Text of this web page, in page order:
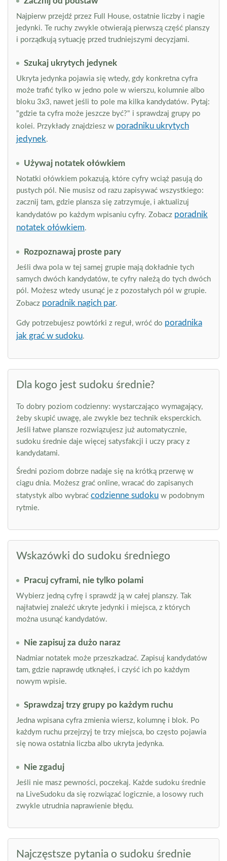
Najpierw przejdź przez Full House, ostatnie liczby i nagie
jedynki. Te ruchy zwykle otwierają pierwszą część planszy
i porządkują sytuację przed trudniejszymi decyzjami.
Szukaj ukrytych jedynek
Ukryta jedynka pojawia się wtedy, gdy konkretna cyfra
może trafić tylko w jedno pole w wierszu, kolumnie albo
bloku 3x3, nawet jeśli to pole ma kilka kandydatów. Pytaj:
"gdzie ta cyfra może jeszcze być?" i sprawdzaj grupy po
kolei. Przykłady znajdziesz w poradniku ukrytych
jedynek.
Używaj notatek ołówkiem
Notatki ołówkiem pokazują, które cyfry wciąż pasują do
pustych pól. Nie musisz od razu zapisywać wszystkiego:
zacznij tam, gdzie plansza się zatrzymuje, i aktualizuj
kandydatów po każdym wpisaniu cyfry. Zobacz poradnik
notatek ołówkiem.
Rozpoznawaj proste pary
Jeśli dwa pola w tej samej grupie mają dokładnie tych
samych dwóch kandydatów, te cyfry należą do tych dwóch
pól. Możesz wtedy usunąć je z pozostałych pól w grupie.
Zobacz poradnik nagich par.
Gdy potrzebujesz powtórki z reguł, wróć do poradnika
jak grać w sudoku.
Dla kogo jest sudoku średnie?
To dobry poziom codzienny: wystarczająco wymagający,
żeby skupić uwagę, ale zwykle bez technik eksperckich.
Jeśli łatwe plansze rozwiązujesz już automatycznie,
sudoku średnie daje więcej satysfakcji i uczy pracy z
kandydatami.
Średni poziom dobrze nadaje się na krótką przerwę w
ciągu dnia. Możesz grać online, wracać do zapisanych
statystyk albo wybrać codzienne sudoku w podobnym
rytmie.
Wskazówki do sudoku średniego
Pracuj cyframi, nie tylko polami
Wybierz jedną cyfrę i sprawdź ją w całej planszy. Tak
najłatwiej znaleźć ukryte jedynki i miejsca, z których
można usunąć kandydatów.
Nie zapisuj za dużo naraz
Nadmiar notatek może przeszkadzać. Zapisuj kandydatów
tam, gdzie naprawdę utknąłeś, i czyść ich po każdym
nowym wpisie.
Sprawdzaj trzy grupy po każdym ruchu
Jedna wpisana cyfra zmienia wiersz, kolumnę i blok. Po
każdym ruchu przejrzyj te trzy miejsca, bo często pojawia
się nowa ostatnia liczba albo ukryta jedynka.
Nie zgaduj
Jeśli nie masz pewności, poczekaj. Każde sudoku średnie
na LiveSudoku da się rozwiązać logicznie, a losowy ruch
zwykle utrudnia naprawienie błędu.
Najczęstsze pytania o sudoku średnie